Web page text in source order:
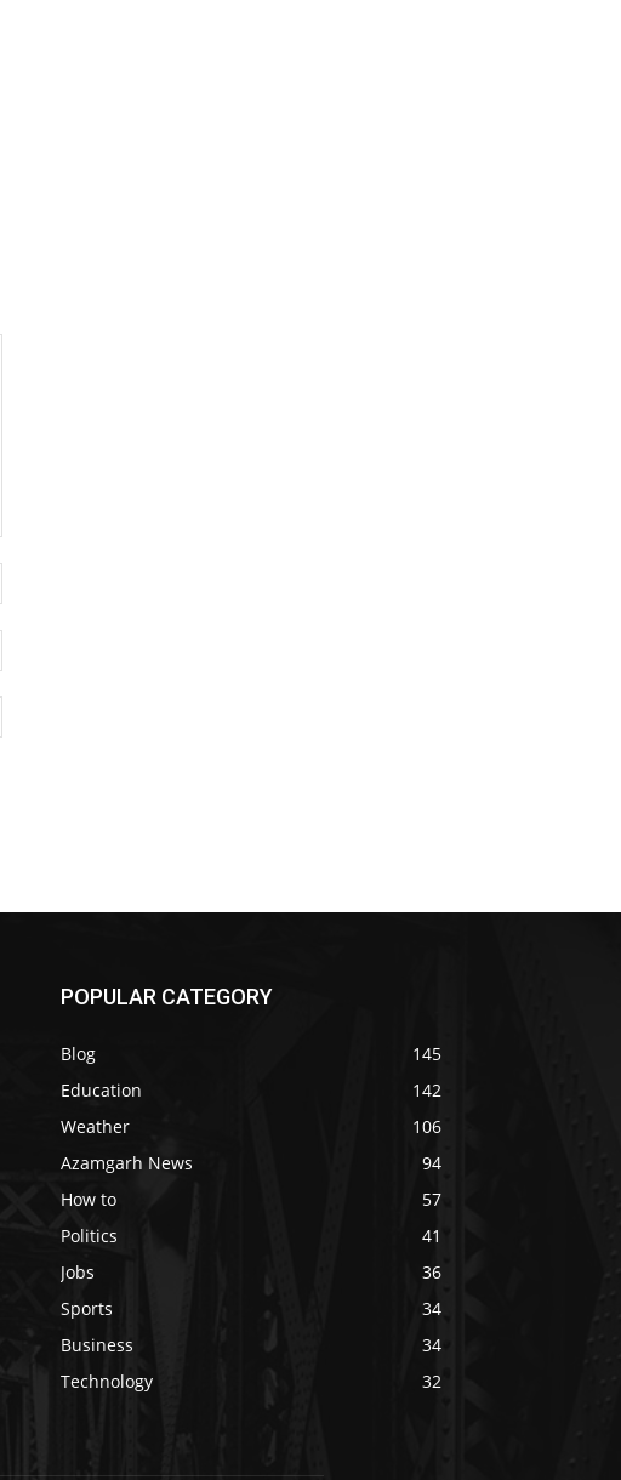
POPULAR CATEGORY
Blog
145
Education
142
Weather
106
Azamgarh News
94
How to
57
Politics
41
Jobs
36
Sports
34
Business
34
Technology
32